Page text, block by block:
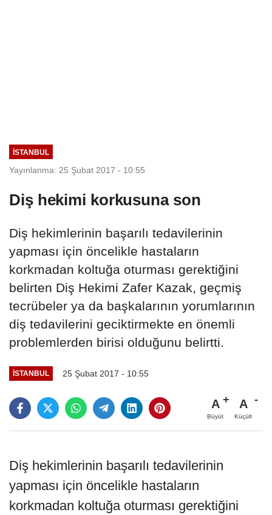
İSTANBUL
Yayınlanma: 25 Şubat 2017 - 10:55
Diş hekimi korkusuna son
Diş hekimlerinin başarılı tedavilerinin
yapması için öncelikle hastaların
korkmadan koltuğa oturması gerektiğini
belirten Diş Hekimi Zafer Kazak, geçmiş
tecrübeler ya da başkalarının yorumlarının
diş tedavilerini geciktirmekte en önemli
problemlerden birisi olduğunu belirtti.
İSTANBUL 25 Şubat 2017 - 10:55
A
Büyüt
A
Küçült
Diş hekimlerinin başarılı tedavilerinin
yapması için öncelikle hastaların
korkmadan koltuğa oturması gerektiğini